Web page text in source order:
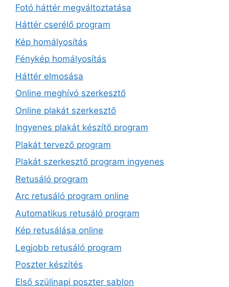
Fotó háttér megváltoztatása
Háttér cserélő program
Kép homályosítás
Fénykép homályosítás
Háttér elmosása
Online meghívó szerkesztő
Online plakát szerkesztő
Ingyenes plakát készítő program
Plakát tervező program
Plakát szerkesztő program ingyenes
Retusáló program
Arc retusáló program online
Automatikus retusáló program
Kép retusálása online
Legjobb retusáló program
Poszter készítés
Első szülinapi poszter sablon